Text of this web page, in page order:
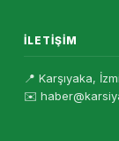
İLETIŞIM
📍 Karşıyaka,
✉️